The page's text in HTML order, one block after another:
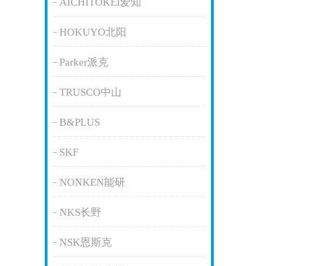
HOKUYO北阳
Parker派克
TRUSCO中山
B&PLUS
SKF
NONKEN能研
NKS长野
NSK恩斯克